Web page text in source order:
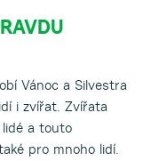
▼
Vánoc a Silvestra
i zvířat. Zvířata
a touto
pro mnoho lidí.